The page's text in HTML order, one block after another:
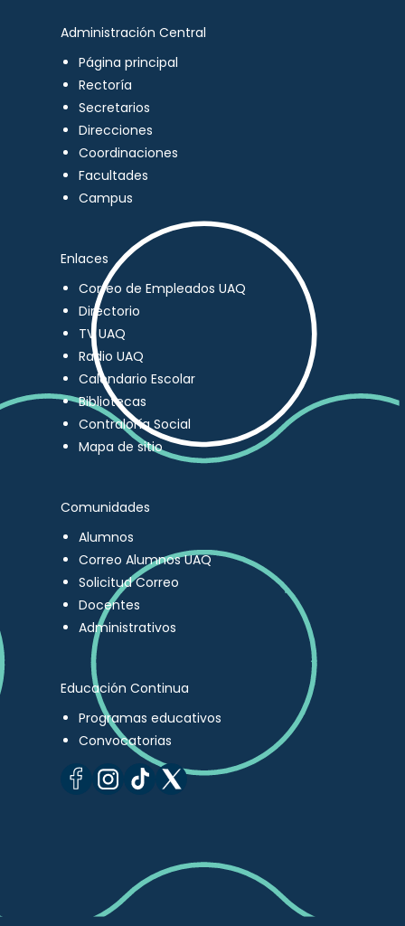
Administración Central
Página principal
Rectoría
Secretarios
Direcciones
Coordinaciones
Facultades
Campus
Enlaces
Correo de Empleados UAQ
Directorio
TV UAQ
Radio UAQ
Calendario Escolar
Bibliotecas
Contraloría Social
Mapa de sitio
Comunidades
Alumnos
Correo Alumnos UAQ
Solicitud Correo
Docentes
Administrativos
Educación Continua
Programas educativos
Convocatorias